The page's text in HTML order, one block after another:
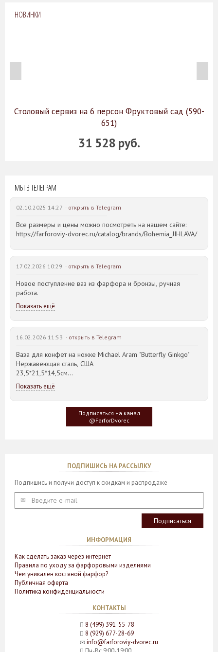
НОВИНКИ
Столовый сервиз на 6 персон Фруктовый сад (590-
651)
31 528 руб.
МЫ В ТЕЛЕГРАМ
02.10.2025 14:27 · открыть в Telegram
Все размеры и цены можно посмотреть на нашем сайте:
https://farforoviy-dvorec.ru/catalog/brands/Bohemia_JIHLAVA/
17.02.2026 10:29 · открыть в Telegram
Новое поступление ваз из фарфора и бронзы, ручная
работа.
Показать ещё
16.02.2026 11:53 · открыть в Telegram
Ваза для конфет на ножке Michael Aram "Butterfly Ginkgo"
Нержавеющая сталь, США
23,5*21,5*14,5см
Идея такого дизайна предметов сервировки стола пришла
создателю, когда он впервые увидел дерево Гинкго Билоба,
у которого растут двойные листья, напоминающие крылья
Показать ещё
Подписаться на канал
@FarforDvorec
ПОДПИШИСЬ НА РАССЫЛКУ
Подпишись и получи доступ к скидкам и распродаже
ИНФОРМАЦИЯ
Как сделать заказ через интернет
Правила по уходу за фарфоровыми изделиями
Чем уникален костяной фарфор?
Публичная оферта
Политика конфиденциальности
КОНТАКТЫ
8 (499) 391-55-78
8 (929) 677-28-69
info@farforoviy-dvorec.ru